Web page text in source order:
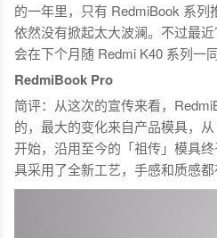
的一年里，只有 RedmiBook 系列
依然没有掀起太大波澜。不过最
会在下个月随 Redmi K40 系列一
RedmiBook Pro
简评：从这次的宣传来看，
的，最大的变化来自产品模具，
开始，沿用至今的「祖传」模具
具采用了全新工艺，手感和质感都